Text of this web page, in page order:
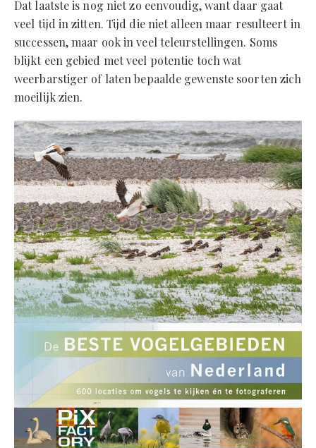
Dat laatste is nog niet zo eenvoudig, want daar gaat
veel tijd in zitten. Tijd die niet alleen maar resulteert in
successen, maar ook in veel teleurstellingen. Soms
blijkt een gebied met veel potentie toch wat
weerbarstiger of laten bepaalde gewenste soorten zich
moeilijk zien.